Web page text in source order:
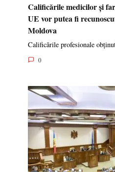
Calificările medicilor și
UE vor putea fi
Moldova
Calificările profesionale
0